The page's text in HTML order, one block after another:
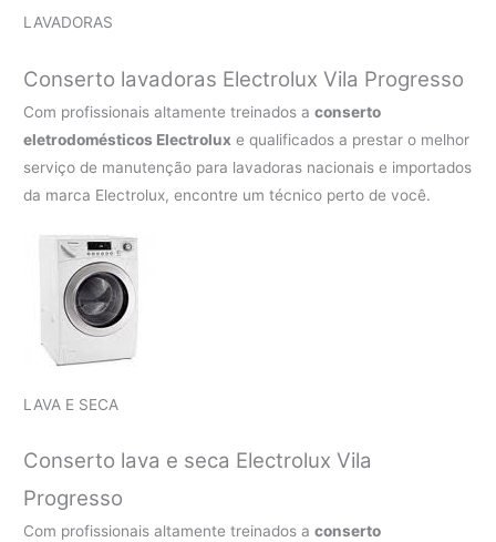
LAVADORAS
Conserto lavadoras ElectroluxVila Progresso
Com profissionais altamente treinados aconserto
eletrodomésticos Electrolux e qualificados a prestar o melhor
serviço de manutenção para lavadoras nacionais e importados
da marca Electrolux, encontre um técnico perto de você.
LAVA E SECA
Conserto lava e seca ElectroluxVila
Progresso
Com profissionais altamente treinados aconserto